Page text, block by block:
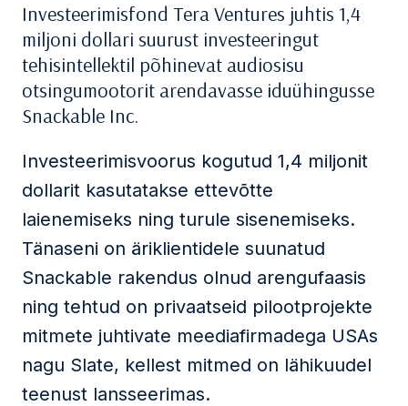
Investeerimisfond Tera Ventures juhtis 1,4
miljoni dollari suurust investeeringut
tehisintellektil põhinevat audiosisu
otsingumootorit arendavasse iduühingusse
Snackable Inc.
Investeerimisvoorus kogutud 1,4 miljonit
dollarit kasutatakse ettevõtte
laienemiseks ning turule sisenemiseks.
Tänaseni on äriklientidele suunatud
Snackable rakendus olnud arengufaasis
ning tehtud on privaatseid pilootprojekte
mitmete juhtivate meediafirmadega USAs
nagu Slate, kellest mitmed on lähikuudel
teenust lansseerimas.